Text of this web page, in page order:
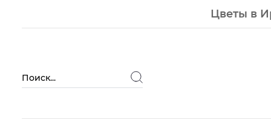
Цветы в